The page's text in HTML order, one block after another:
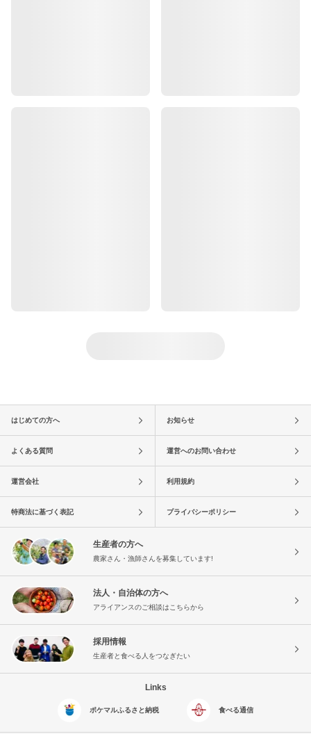
はじめての方へ お知らせ
よくある質問 運営へのお問い合わせ
運営会社 利用規約
特商法に基づく表記 プライバシーポリシー
生産者の方へ
農家さん・漁師さんを募集しています!
法人・自治体の方へ
アライアンスのご相談はこちらから
採用情報
生産者と食べる人をつなぎたい
Links
ポケマルふるさと納税 食べる通信